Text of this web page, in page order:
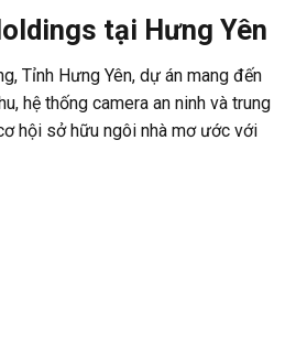
tại Hưng Yên
Tỉnh Hưng Yên, dự án mang đến
hệ thống camera an ninh và trung
hội sở hữu ngôi nhà mơ ước với